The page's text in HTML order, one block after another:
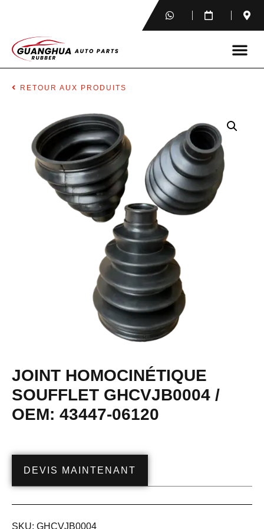
RETOUR AUX PRODUITS
JOINT HOMOCINÉTIQUE
SOUFFLET GHCVJB0004 /
OEM: 43447-06120
DEVIS MAINTENANT
SKU: GHCVJB0004